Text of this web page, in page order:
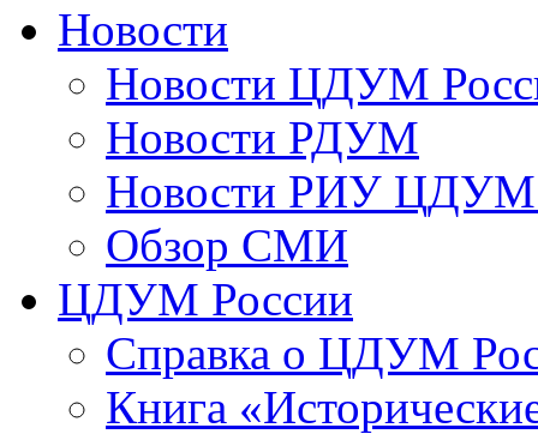
Новости
Новости ЦДУМ
Новости РДУМ
Новости РИУ ЦДУМ
Обзор СМИ
ЦДУМ России
Справка о ЦДУМ
Книга